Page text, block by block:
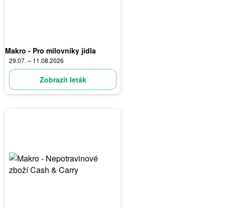
Makro - Pro milovníky jídla
29.07. – 11.08.2026
Zobrazit leták